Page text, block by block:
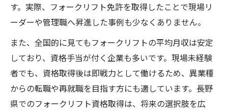
す。実際、フォークリフト免許を取得したことで現場リ
ーダーや管理職へ昇進した事例も少なくありません。
また、全国的に見てもフォークリフトの平均月収は安定
しており、資格手当が付く企業も多いです。現場未経験
者でも、資格取得後は即戦力として働けるため、異業種
からの転職や再就職を目指す方にも適しています。長野
県でのフォークリフト資格取得は、将来の選択肢を広